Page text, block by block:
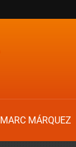
MARC MÁRQUEZ